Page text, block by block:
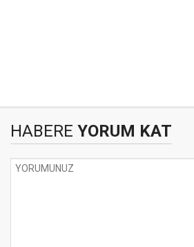
HABERE YORUM KAT